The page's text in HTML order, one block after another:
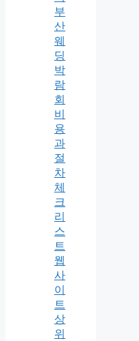
부
산
웨
딩
박
람
회
비
용
과
절
차
체
크
리
스
트
웹
사
이
트
상
위